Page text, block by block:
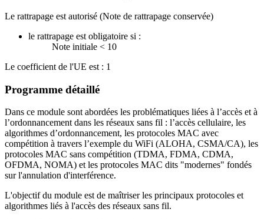
Le rattrapage est autorisé (Note de rattrapage conservée)
le rattrapage est obligatoire si :
Note initiale < 10
Le coefficient de l'UE est : 1
Programme détaillé
Dans ce module sont abordées les problématiques liées à l’accès et à
l’ordonnancement dans les réseaux sans fil : l’accès cellulaire, les
algorithmes d’ordonnancement, les protocoles MAC avec
compétition à travers l’exemple du WiFi (ALOHA, CSMA/CA), les
protocoles MAC sans compétition (TDMA, FDMA, CDMA,
OFDMA, NOMA) et les protocoles MAC dits "modernes" fondés
sur l'annulation d'interférence.
L'objectif du module est de maîtriser les principaux protocoles et
algorithmes liés à l'accès des réseaux sans fil.